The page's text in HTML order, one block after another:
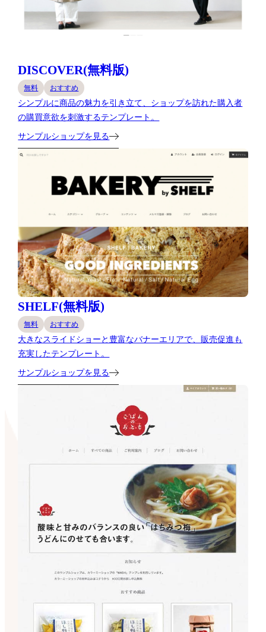
DISCOVER(無料版)
無料 おすすめ
シンプルに商品の魅力を引き立て、ショップを訪れた購入者
の購買意欲を刺激するテンプレート。
サンプルショップを見る
SHELF(無料版)
無料 おすすめ
大きなスライドショーと豊富なバナーエリアで、販売促進も
充実したテンプレート。
サンプルショップを見る